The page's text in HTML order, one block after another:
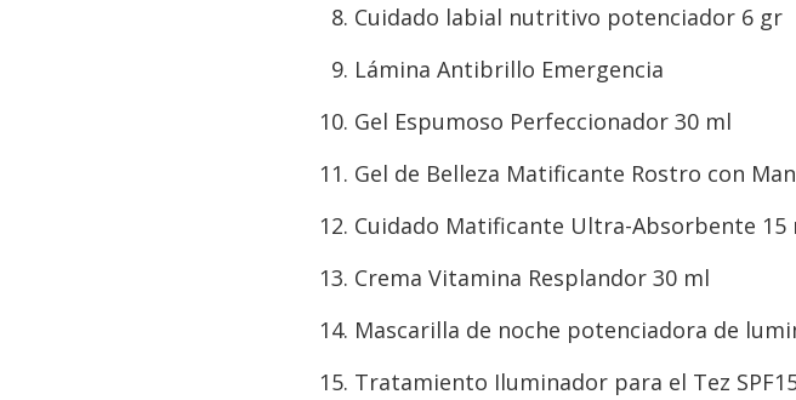
Cuidado labial nutritivo potenciador 6 gr
Lámina Antibrillo Emergencia
Gel Espumoso Perfeccionador 30 ml
Gel de Belleza Matificante Rostro con
Cuidado Matificante Ultra-Absorbente 15
Crema Vitamina Resplandor 30 ml
Mascarilla de noche potenciadora de
Tratamiento Iluminador para el Tez